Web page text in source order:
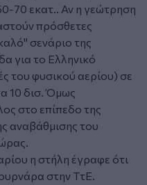
70 εκατ.. Αν η γεώτρηση
πρόσθετες
σενάριο της
για το Ελληνικό
του φυσικού αερίου) σε
10 δισ. Όμως
στο επίπεδο της
αναβάθμισης του
η στήλη έγραφε ότι
στην ΤτΕ.